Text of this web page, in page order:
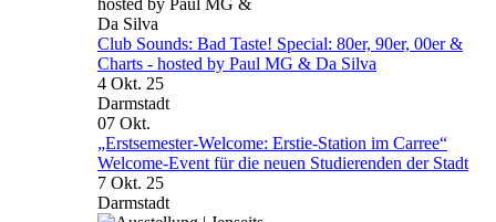
Club Sounds: Bad Taste! Special: 80er, 90er, 00er &
Charts - hosted by Paul MG & Da Silva
4 Okt. 25
Darmstadt
07 Okt.
„Erstsemester-Welcome: Erstie-Station im Carree“
Welcome-Event für die neuen Studierenden der Stadt
7 Okt. 25
Darmstadt